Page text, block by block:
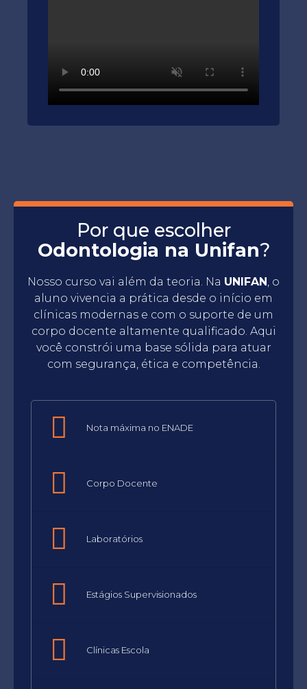
Por que escolher
Odontologia na Unifan?
Nosso curso vai além da teoria. Na UNIFAN, o
aluno vivencia a prática desde o início em
clínicas modernas e com o suporte de um
corpo docente altamente qualificado. Aqui
você constrói uma base sólida para atuar
com segurança, ética e competência.
Nota máxima no ENADE
Corpo Docente
Laboratórios
Estágios Supervisionados
Clínicas Escola